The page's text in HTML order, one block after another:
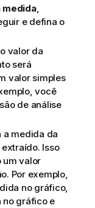
medida,
e defina o
valor da
será
valor simples
você
de análise
a medida da
Isso
um valor
Por exemplo,
no gráfico,
no gráfico e